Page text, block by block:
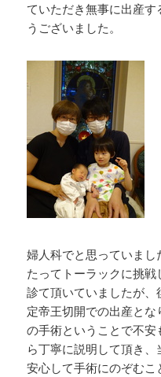
ていただき無事に出産
うございました。
婦人科でと思っていま
たってトーラックに挑
診て頂いていましたが
定帝王切開での出産と
の手術ということで不
ら丁寧に説明して頂き
安心して手術にのぞむ